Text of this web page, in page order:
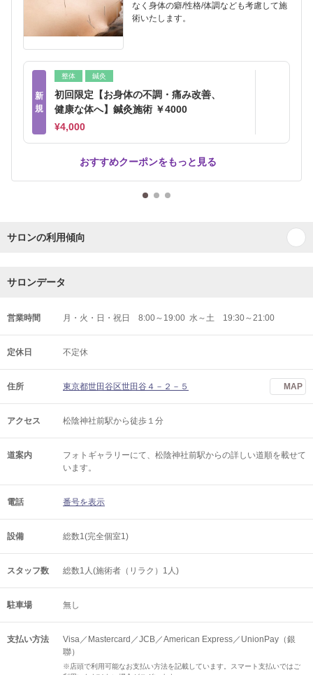
なく身体の癖/性格/体調なども考慮して施
術いたします。
新
規
整体 鍼灸
初回限定【お身体の不調・痛み改善、
健康な体へ】鍼灸施術 ￥4000
¥4,000
おすすめクーポンをもっと見る
サロンの利用傾向
サロンデータ
営業時間 月・火・日・祝日 8:00～19:00 水～土 19:30～21:00
定休日 不定休
住所 東京都世田谷区世田谷４－２－５ MAP
アクセス 松陰神社前駅から徒歩１分
道案内
フォトギャラリーにて、松陰神社前駅からの詳しい道順を載せて
います。
電話 番号を表示
設備 総数1(完全個室1)
スタッフ数 総数1人(施術者（リラク）1人)
駐車場 無し
支払い方法
Visa／Mastercard／JCB／American Express／UnionPay（銀
聯）
※店頭で利用可能なお支払い方法を記載しています。スマート支払いではご